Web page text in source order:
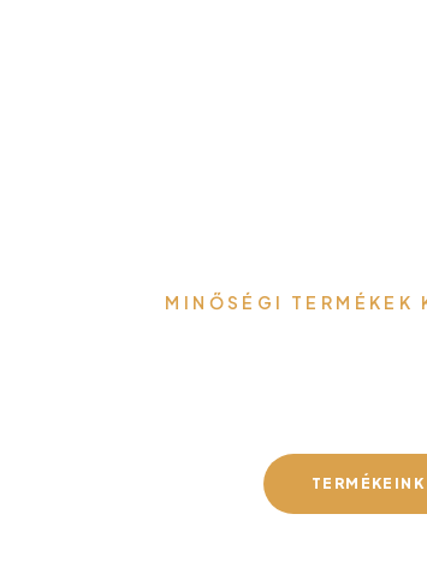
MINŐSÉGI TERMÉKEK
TERMÉKEINK